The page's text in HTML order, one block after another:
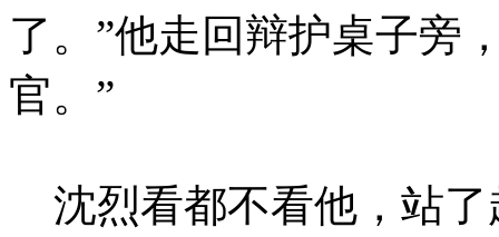
了。”他走回辩护桌子旁
官。”
沈烈看都不看他，站了